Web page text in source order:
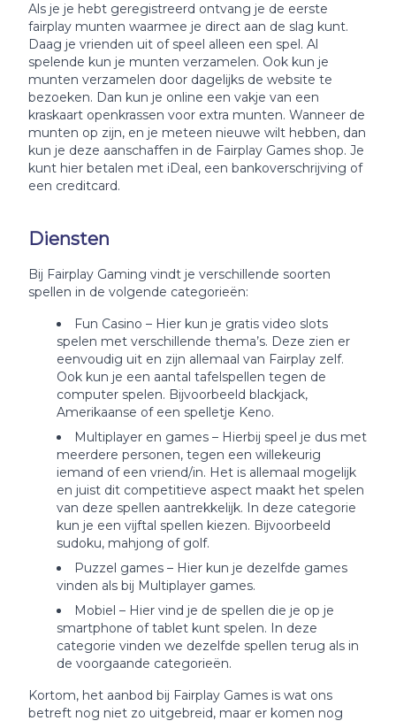
Als je je hebt geregistreerd ontvang je de eerste
fairplay munten waarmee je direct aan de slag kunt.
Daag je vrienden uit of speel alleen een spel. Al
spelende kun je munten verzamelen. Ook kun je
munten verzamelen door dagelijks de website te
bezoeken. Dan kun je online een vakje van een
kraskaart openkrassen voor extra munten. Wanneer de
munten op zijn, en je meteen nieuwe wilt hebben, dan
kun je deze aanschaffen in de Fairplay Games shop. Je
kunt hier betalen met iDeal, een bankoverschrijving of
een creditcard.
Diensten
Bij Fairplay Gaming vindt je verschillende soorten
spellen in de volgende categorieën:
Fun Casino – Hier kun je gratis video slots
spelen met verschillende thema’s. Deze zien er
eenvoudig uit en zijn allemaal van Fairplay zelf.
Ook kun je een aantal tafelspellen tegen de
computer spelen. Bijvoorbeeld blackjack,
Amerikaanse of een spelletje Keno.
Multiplayer en games – Hierbij speel je dus met
meerdere personen, tegen een willekeurig
iemand of een vriend/in. Het is allemaal mogelijk
en juist dit competitieve aspect maakt het spelen
van deze spellen aantrekkelijk. In deze categorie
kun je een vijftal spellen kiezen. Bijvoorbeeld
sudoku, mahjong of golf.
Puzzel games – Hier kun je dezelfde games
vinden als bij Multiplayer games.
Mobiel – Hier vind je de spellen die je op je
smartphone of tablet kunt spelen. In deze
categorie vinden we dezelfde spellen terug als in
de voorgaande categorieën.
Kortom, het aanbod bij Fairplay Games is wat ons
betreft nog niet zo uitgebreid, maar er komen nog